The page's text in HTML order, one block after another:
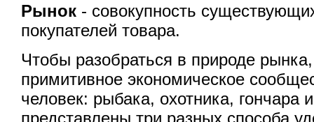
Рынок - совокупность
покупателей товара.
Чтобы разобраться в природе
примитивное экономическое
человек: рыбака, охотника,